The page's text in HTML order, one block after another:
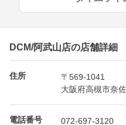
DCM/阿武山店の店舗詳細
住所
〒569-1041
大阪府高槻市奈
電話番号 072-697-3120